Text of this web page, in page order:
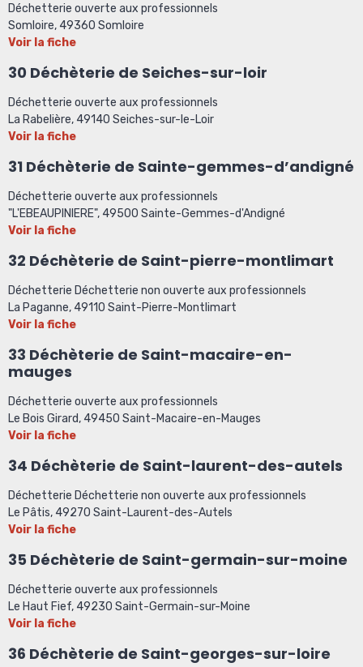
Déchetterie ouverte aux professionnels
Somloire, 49360 Somloire
Voir la fiche
30 Déchèterie de Seiches-sur-loir
Déchetterie ouverte aux professionnels
La Rabelière, 49140 Seiches-sur-le-Loir
Voir la fiche
31 Déchèterie de Sainte-gemmes-d’andigné
Déchetterie ouverte aux professionnels
"L'EBEAUPINIERE", 49500 Sainte-Gemmes-d'Andigné
Voir la fiche
32 Déchèterie de Saint-pierre-montlimart
Déchetterie Déchetterie non ouverte aux professionnels
La Paganne, 49110 Saint-Pierre-Montlimart
Voir la fiche
33 Déchèterie de Saint-macaire-en-
mauges
Déchetterie ouverte aux professionnels
Le Bois Girard, 49450 Saint-Macaire-en-Mauges
Voir la fiche
34 Déchèterie de Saint-laurent-des-autels
Déchetterie Déchetterie non ouverte aux professionnels
Le Pâtis, 49270 Saint-Laurent-des-Autels
Voir la fiche
35 Déchèterie de Saint-germain-sur-moine
Déchetterie ouverte aux professionnels
Le Haut Fief, 49230 Saint-Germain-sur-Moine
Voir la fiche
36 Déchèterie de Saint-georges-sur-loire